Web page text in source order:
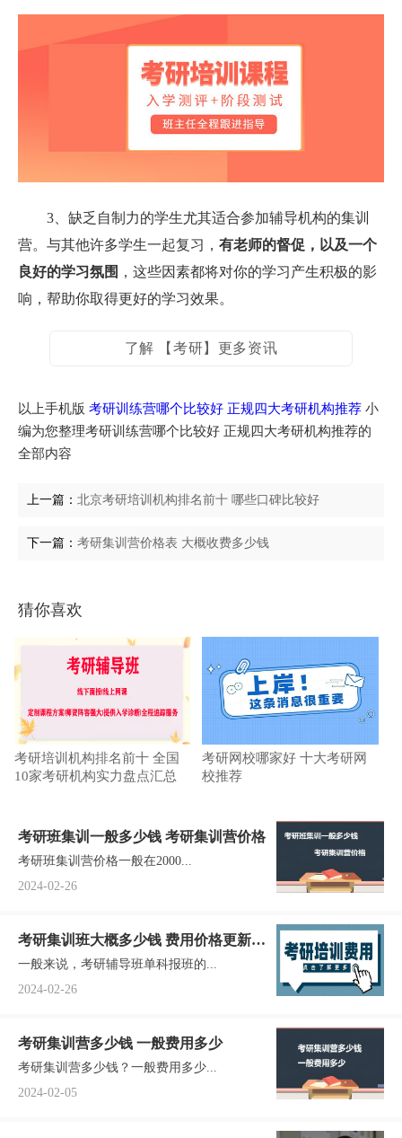
3、缺乏自制力的学生尤其适合参加辅导机构的集训
营。与其他许多学生一起复习， 有老师的督促，以及一个
良好的学习氛围 ，这些因素都将对你的学习产生积极的影
响，帮助你取得更好的学习效果。
了解 【考研】更多资讯
以上手机版 考研训练营哪个比较好 正规四大考研机构推荐 小
编为您整理考研训练营哪个比较好 正规四大考研机构推荐的
全部内容
上一篇： 北京考研培训机构排名前十 哪些口碑比较好
下一篇： 考研集训营价格表 大概收费多少钱
猜你喜欢
考研培训机构排名前十 全国
10家考研机构实力盘点汇总
考研网校哪家好 十大考研网
校推荐
考研班集训一般多少钱 考研集训营价格
考研班集训营价格一般在2000...
2024-02-26
考研集训班大概多少钱 费用价格更新一
览
一般来说，考研辅导班单科报班的...
2024-02-26
考研集训营多少钱 一般费用多少
考研集训营多少钱？一般费用多少...
2024-02-05